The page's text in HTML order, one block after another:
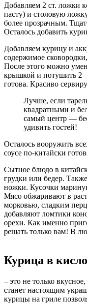
Добавляем 2 ст. ложки
пасту) и столовую
более прозрачным.
Осталось добавить
Добавляем курицу и
содержимое
После этого можно
крышкой и потушить
готова. Красиво
Лучше, если
квадратными и
самый центр —
удивить гостей!
Осталось вооружить
соусе по-китайски
Сытное блюдо в
грудки или бедер.
ножки. Кусочки
Мясо обжаривают в
морковью, сладким
добавляют ломтики
орехи. Как именно
решать только вам! В
Курица в
– это не только
станет настоящим
курицы на гриле